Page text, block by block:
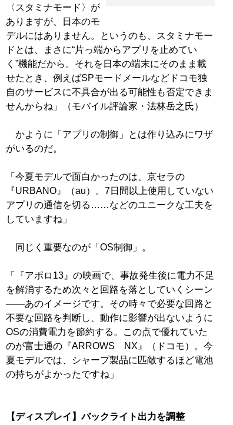
〈スタミナモード〉が
ありますが、日本のモ
デルにはありません。というのも、スタミナモー
ドとは、まさに“片っ端からアプリを止めてい
く”機能だから。それを日本の端末にそのまま載
せたとき、例えばSPモードメールなどドコモ独
自のサービスに不具合が出る可能性も否定できま
せんからね」（モバイル評論家・法林岳之氏）
かように「アプリの制御」とは作り込みにワザ
がいるのだ。
「今夏モデルで面白かったのは、京セラの
『URBANO』（au）。7日間以上使用していない
アプリの通信を切る……などのユニークな工夫を
していますね」
同じく重要なのが「OS制御」。
「『アポロ13』の映画で、事故発生後に電力不足
を解消するため次々と回路を落としていくシーン
――あのイメージです。その時々で必要な回路と
不要な回路を判断し、動作に影響が出ないように
OSの消費電力を節約する。この点で優れていた
のが富士通の『ARROWS NX』（ドコモ）。今
夏モデルでは、シャープ製品に匹敵するほど電池
の持ちがよかったですね」
【ディスプレイ】バックライト出力を調整